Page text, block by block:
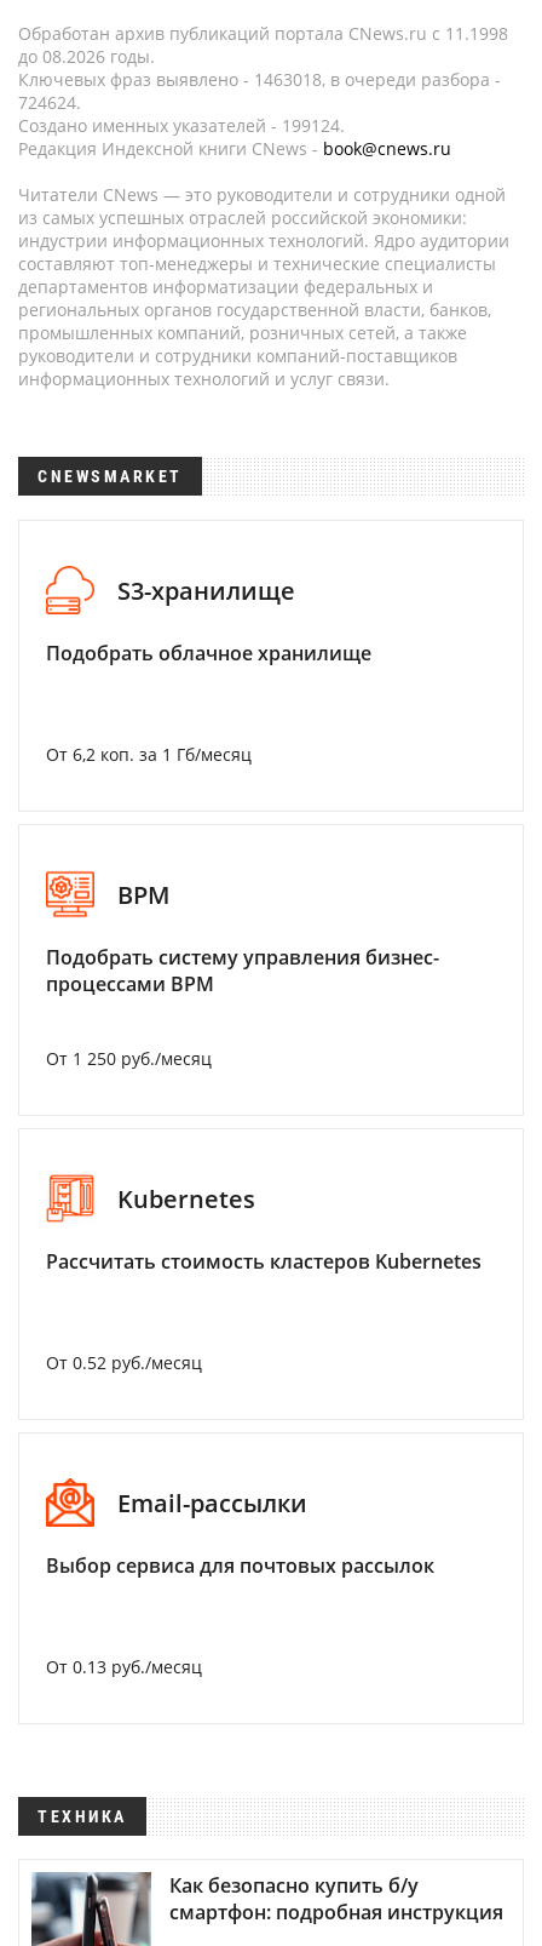
Обработан архив публикаций портала CNews.ru c 11.1998
до 08.2026 годы.
Ключевых фраз выявлено - 1463018, в очереди разбора -
724624.
Создано именных указателей - 199124.
Редакция Индексной книги CNews - book@cnews.ru
Читатели CNews — это руководители и сотрудники одной
из самых успешных отраслей российской экономики:
индустрии информационных технологий. Ядро аудитории
составляют топ-менеджеры и технические специалисты
департаментов информатизации федеральных и
региональных органов государственной власти, банков,
промышленных компаний, розничных сетей, а также
руководители и сотрудники компаний-поставщиков
информационных технологий и услуг связи.
CNEWSMARKET
S3-хранилище
Подобрать облачное хранилище
От 6,2 коп. за 1 Гб/месяц
BPM
Подобрать систему управления бизнес-
процессами BPM
От 1 250 руб./месяц
Kubernetes
Рассчитать стоимость кластеров Kubernetes
От 0.52 руб./месяц
Email-рассылки
Выбор сервиса для почтовых рассылок
От 0.13 руб./месяц
ТЕХНИКА
Как безопасно купить б/у
смартфон: подробная инструкция